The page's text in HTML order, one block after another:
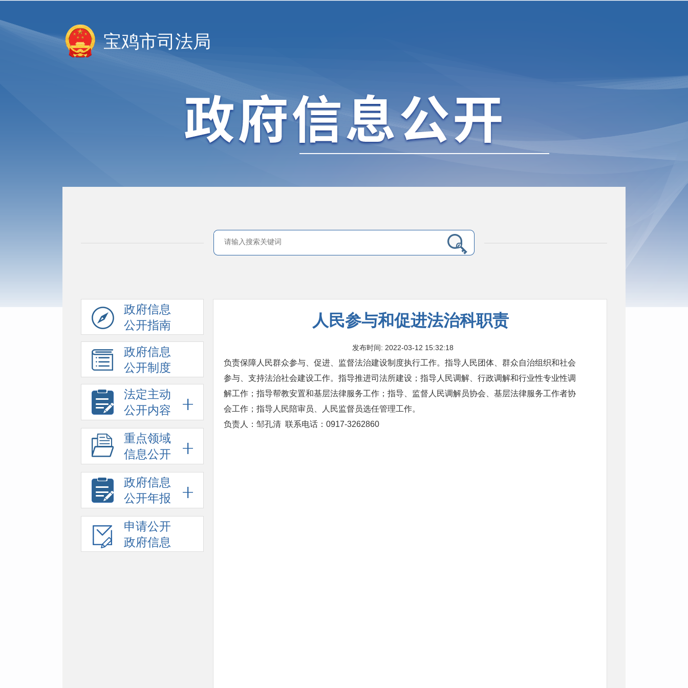
宝鸡市司法局
政府信息
公开指南
政府信息
公开制度
法定主动
公开内容
重点领域
信息公开
政府信息
公开年报
申请公开
政府信息
人民参与和促进法治科职责
发布时间: 2022-03-12 15:32:18
负责保障人民群众参与、促进、监督法治建设制度执行工作。指导人民团体、群众自治组织和社会
参与、支持法治社会建设工作。指导推进司法所建设；指导人民调解、行政调解和行业性专业性调
解工作；指导帮教安置和基层法律服务工作；指导、监督人民调解员协会、基层法律服务工作者协
会工作；指导人民陪审员、人民监督员选任管理工作。
负责人：邹孔清 联系电话：0917-3262860